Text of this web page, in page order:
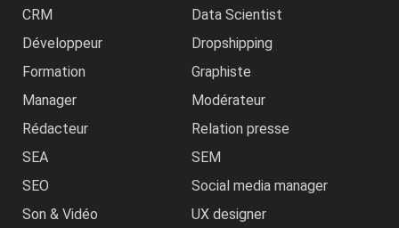
CRM
Data Scientist
Développeur
Dropshipping
Formation
Graphiste
Manager
Modérateur
Rédacteur
Relation presse
SEA
SEM
SEO
Social media manager
Son & Vidéo
UX designer